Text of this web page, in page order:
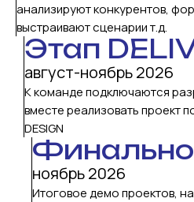
анализируют конкурентов,
выстраивают сценарии т.д.
Этап
август-ноябрь 2026
К команде подключаются
вместе реализовать проект
DESIGN
ноябрь 2026
Итоговое демо проектов,